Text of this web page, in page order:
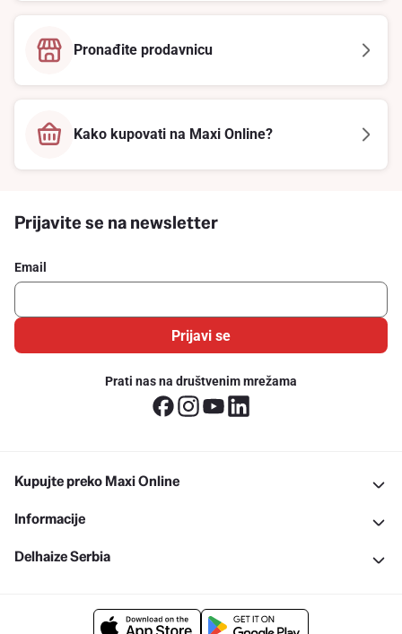
Pronađite prodavnicu
Kako kupovati na Maxi Online?
Prijavite se na newsletter
Email
Prijavi se
Prati nas na društvenim mrežama
Kupujte preko Maxi Online
Informacije
Delhaize Serbia